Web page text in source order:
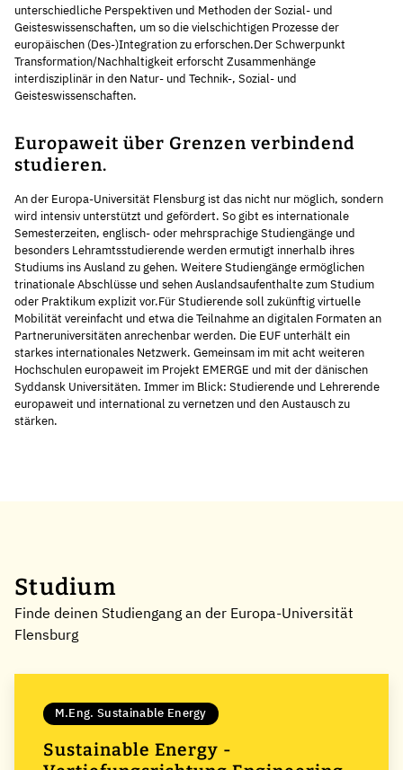
unterschiedliche Perspektiven und Methoden der Sozial- und
Geisteswissenschaften, um so die vielschichtigen Prozesse der
europäischen (Des-)Integration zu erforschen.Der Schwerpunkt
Transformation/Nachhaltigkeit erforscht Zusammenhänge
interdisziplinär in den Natur- und Technik-, Sozial- und
Geisteswissenschaften.
Europaweit über Grenzen verbindend
studieren.
An der Europa-Universität Flensburg ist das nicht nur möglich, sondern
wird intensiv unterstützt und gefördert. So gibt es internationale
Semesterzeiten, englisch- oder mehrsprachige Studiengänge und
besonders Lehramtsstudierende werden ermutigt innerhalb ihres
Studiums ins Ausland zu gehen. Weitere Studiengänge ermöglichen
trinationale Abschlüsse und sehen Auslandsaufenthalte zum Studium
oder Praktikum explizit vor.Für Studierende soll zukünftig virtuelle
Mobilität vereinfacht und etwa die Teilnahme an digitalen Formaten an
Partneruniversitäten anrechenbar werden. Die EUF unterhält ein
starkes internationales Netzwerk. Gemeinsam im mit acht weiteren
Hochschulen europaweit im Projekt EMERGE und mit der dänischen
Syddansk Universitäten. Immer im Blick: Studierende und Lehrerende
europaweit und international zu vernetzen und den Austausch zu
stärken.
Studium
Finde deinen Studiengang an der Europa-Universität
Flensburg
M.Eng. Sustainable Energy
Sustainable Energy -